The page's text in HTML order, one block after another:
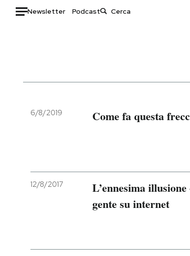
Newsletter Podcast
Italia
Politica
Economia
Moda
Storie/Idee
6/8/2019 Come fa questa
12/8/2017
L’ennesima
gente su internet